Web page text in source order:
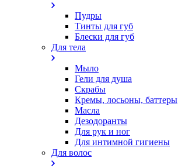
Пудры
Тинты для губ
Блески для губ
Для тела
Мыло
Гели для душа
Скрабы
Кремы, лосьоны, баттеры
Масла
Дезодоранты
Для рук и ног
Для интимной гигиены
Для волос